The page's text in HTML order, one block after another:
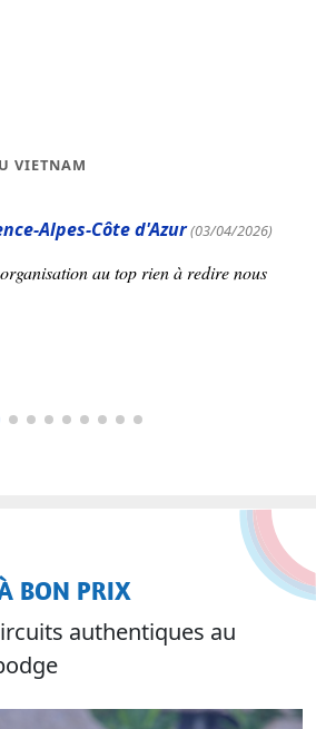
VIETNAM
Alpes-Côte d'Azur(03/04/2026)
au top rien à redire nous
À BON PRIX
authentiques au